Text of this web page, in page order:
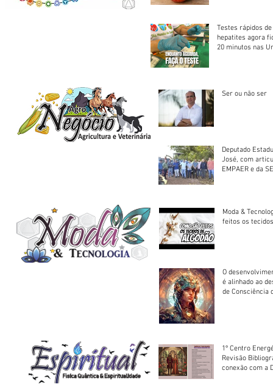
Testes rápidos
hepatites agora
20 minutos nas
Ser ou não ser
Deputado
José, com
EMPAER e da
Moda &
feitos os
O
é alinhado ao
de Consciência
1º Centro
Revisão
conexão com a